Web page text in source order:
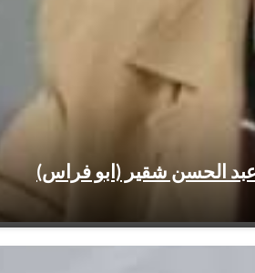
عبد الحسن شقير (ابو فراس)